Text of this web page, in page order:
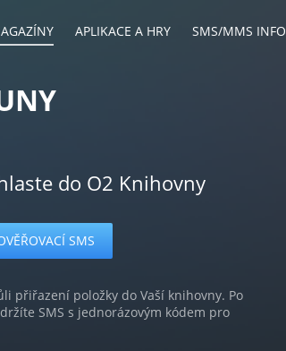
APLIKACE A HRY SMS/MMS INFO
do O2 Knihovny
přiřazení položky do Vaší knihovny. Po
SMS s jednorázovým kódem pro